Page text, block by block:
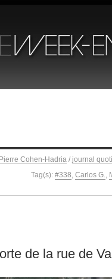
Cohen-Hadria / journal
Tag(s): #338, Carlos G.,
de la rue de